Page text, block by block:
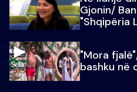
Gjonin/
"Shqipëria
"Mora
bashku në